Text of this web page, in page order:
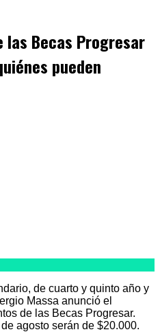
las Becas Progresar
pueden
de cuarto y quinto año y
Massa anunció el
de las Becas Progresar.
agosto serán de $20.000.